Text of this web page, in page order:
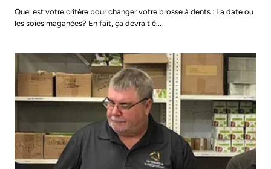
Quel est votre critère pour changer votre brosse à dents : La date ou
les soies maganées? En fait, ça devrait ê...